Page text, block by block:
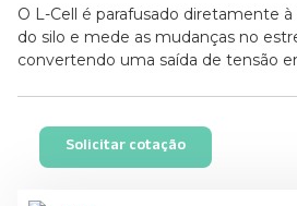
O L-Cell é parafusado diretamente
do silo e mede as mudanças no
convertendo uma saída de tensão
Solicitar cotação